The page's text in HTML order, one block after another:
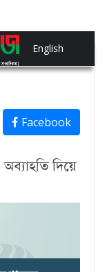
English
Facebook
দিয়ে